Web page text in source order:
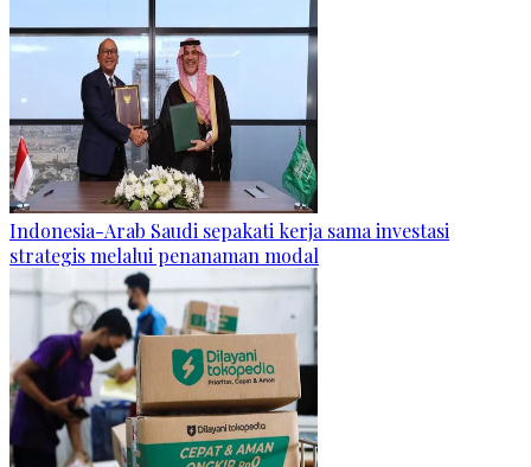
Indonesia-Arab Saudi sepakati kerja sama investasi
strategis melalui penanaman modal